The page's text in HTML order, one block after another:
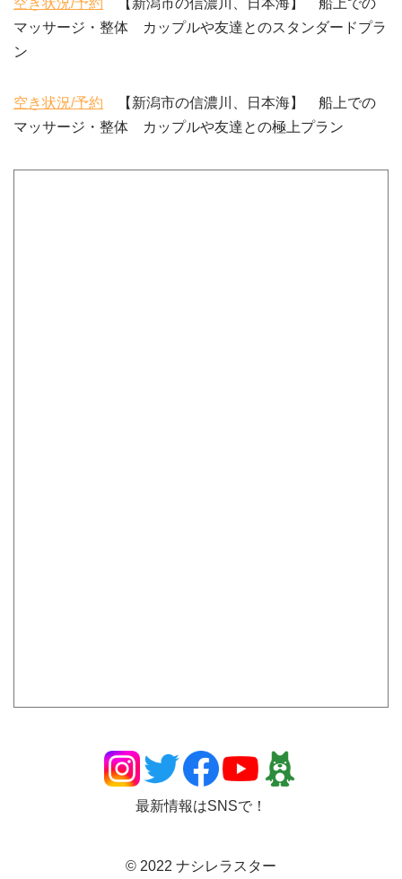
空き状況/予約 【新潟市の信濃川、日本海】 船上での
マッサージ・整体 カップルや友達とのスタンダードプラ
ン
空き状況/予約 【新潟市の信濃川、日本海】 船上での
マッサージ・整体 カップルや友達との極上プラン
最新情報はSNSで！
© 2022 ナシレラスター